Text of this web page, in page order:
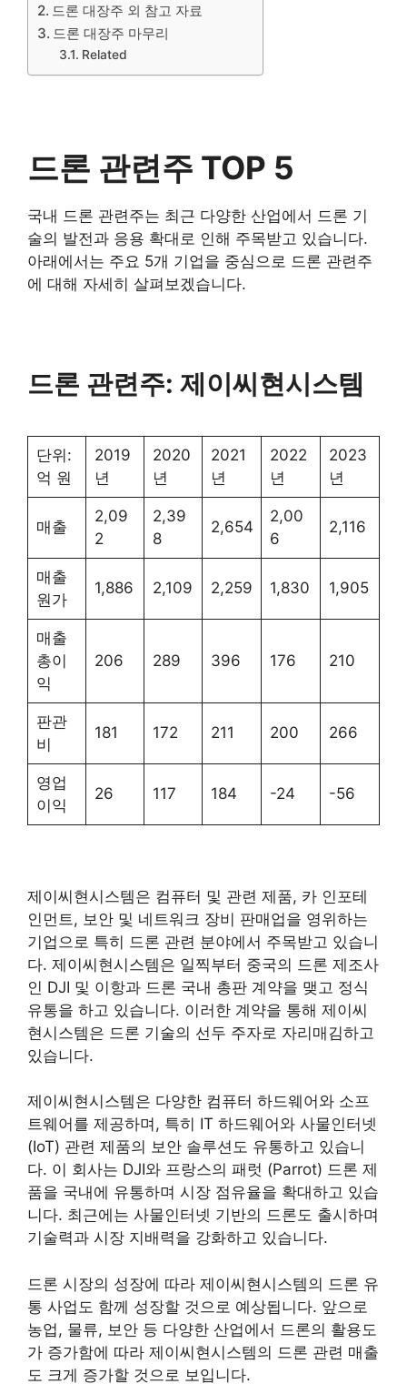
드론 대장주 외 참고 자료
드론 대장주 마무리
Related
드론 관련주 TOP 5
국내 드론 관련주는 최근 다양한 산업에서 드론 기
술의 발전과 응용 확대로 인해 주목받고 있습니다.
아래에서는 주요 5개 기업을 중심으로 드론 관련주
에 대해 자세히 살펴보겠습니다.
드론 관련주: 제이씨현시스템
단위:
억 원
2019
년
2020
년
2021
년
2022
년
2023
년
매출
2,09
2
2,39
8
2,654
2,00
6
2,116
매출
원가
1,886 2,109 2,259 1,830 1,905
매출
총이
익
206 289 396 176 210
판관
비
181 172 211 200 266
영업
이익
26 117 184 -24 -56
제이씨현시스템은 컴퓨터 및 관련 제품, 카 인포테
인먼트, 보안 및 네트워크 장비 판매업을 영위하는
기업으로 특히 드론 관련 분야에서 주목받고 있습니
다. 제이씨현시스템은 일찍부터 중국의 드론 제조사
인 DJI 및 이항과 드론 국내 총판 계약을 맺고 정식
유통을 하고 있습니다​​. 이러한 계약을 통해 제이씨
현시스템은 드론 기술의 선두 주자로 자리매김하고
있습니다.
제이씨현시스템은 다양한 컴퓨터 하드웨어와 소프
트웨어를 제공하며, 특히 IT 하드웨어와 사물인터넷
(IoT) 관련 제품의 보안 솔루션도 유통하고 있습니
다. 이 회사는 DJI와 프랑스의 패럿 (Parrot) 드론 제
품을 국내에 유통하며 시장 점유율을 확대하고 있습
니다. 최근에는 사물인터넷 기반의 드론도 출시하며
기술력과 시장 지배력을 강화하고 있습니다​​.
드론 시장의 성장에 따라 제이씨현시스템의 드론 유
통 사업도 함께 성장할 것으로 예상됩니다. 앞으로
농업, 물류, 보안 등 다양한 산업에서 드론의 활용도
가 증가함에 따라 제이씨현시스템의 드론 관련 매출
도 크게 증가할 것으로 보입니다.